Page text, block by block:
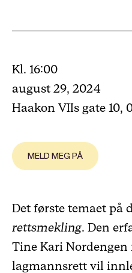
Kl. 16:00
august 29, 2024
Haakon VIIs gate 10,
MELD MEG PÅ
Det første temaet på
rettsmekling. Den
Tine Kari
lagmannsrett vil